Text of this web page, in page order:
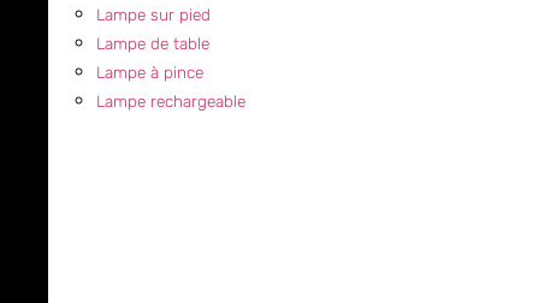
Lampe sur pied
Lampe de table
Lampe à pince
Lampe rechargeable